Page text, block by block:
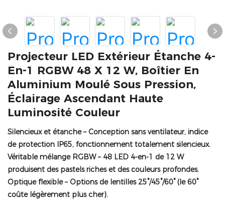
Projecteur LED Extérieur Étanche 4-
En-1 RGBW 48 X 12 W, Boîtier En
Aluminium Moulé Sous Pression,
Éclairage Ascendant Haute
Luminosité Couleur
Silencieux et étanche– Conception sans ventilateur, indice
de protection IP65, fonctionnement totalement silencieux.
Véritable mélange RGBW– 48 LED 4-en-1 de 12 W
produisent des pastels riches et des couleurs profondes.
Optique flexible– Options de lentilles 25°/45°/60° (le 60°
coûte légèrement plus cher).